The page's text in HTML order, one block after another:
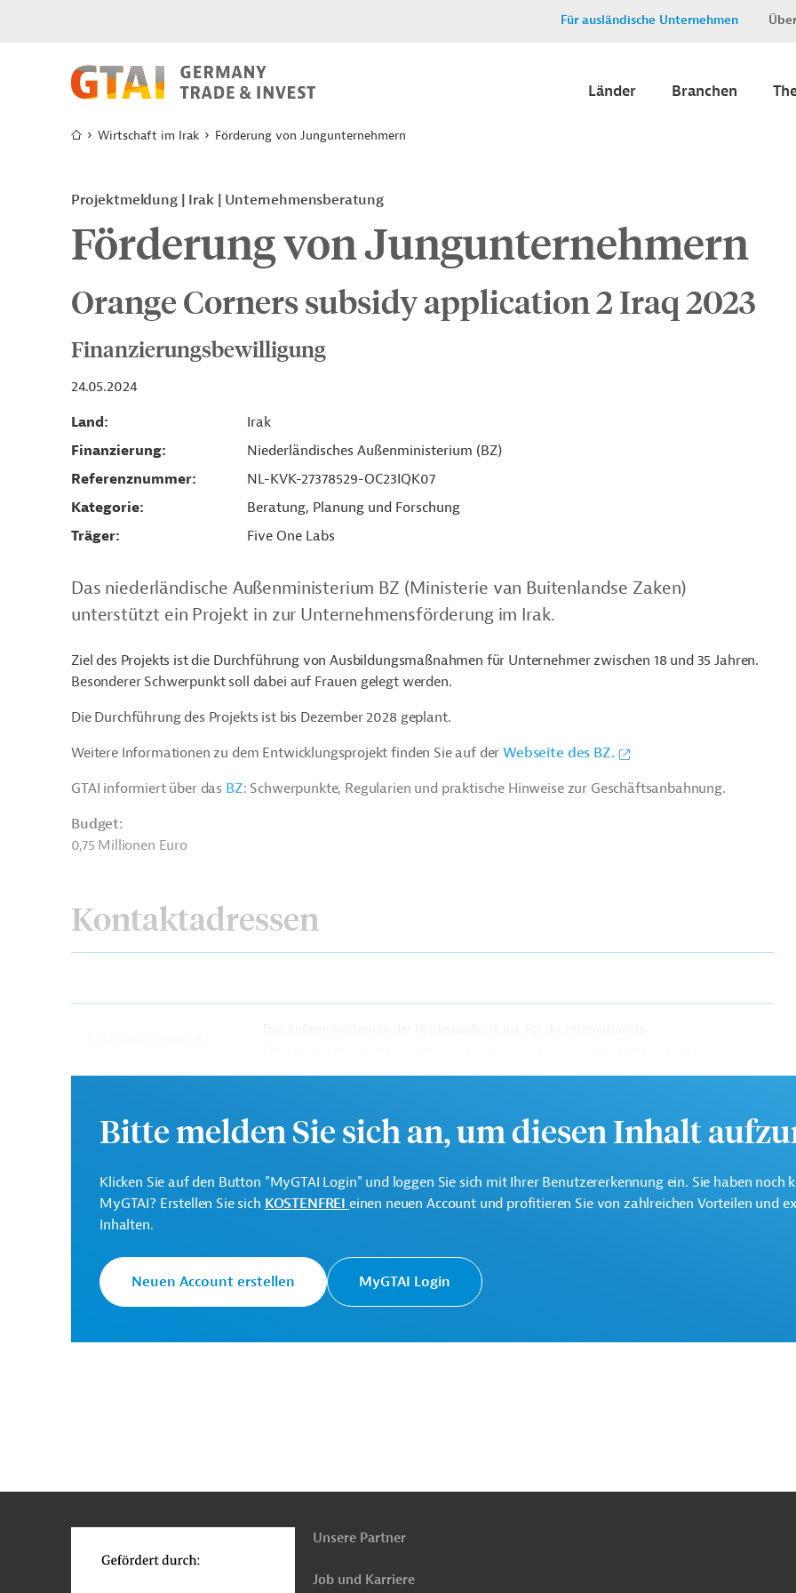
Für ausländische Unternehmen
Länder Branchen
Wirtschaft im Irak Förderung von Jungunternehmern
Projektmeldung Irak Unternehmensberatung
Förderung von Jungunternehmern
Orange Corners subsidy application 2 Iraq 2023
Finanzierungsbewilligung
24.05.2024
Land
Irak
Finanzierung
Niederländisches Außenministerium (BZ)
Referenznummer
NL-KVK-27378529-OC23IQK07
Kategorie
Beratung, Planung und Forschung
Träger
Five One Labs
Das niederländische Außenministerium BZ (Ministerie van Buitenlandse Zaken)
unterstützt ein Projekt in zur Unternehmensförderung im Irak.
Ziel des Projekts ist die Durchführung von Ausbildungsmaßnahmen für Unternehmer zwischen 18 und 35 Jahren.
Besonderer Schwerpunkt soll dabei auf Frauen gelegt werden.
Die Durchführung des Projekts ist bis Dezember 2028 geplant.
Weitere Informationen zu dem Entwicklungsprojekt finden Sie auf derWebseite des BZ.
GTAI informiert über das BZ: Schwerpunkte, Regularien und praktische Hinweise zur Geschäftsanbahnung.
Budget:
0,75 Millionen Euro
Kontaktadressen
Five One Labs Projektträger
Unternehmensberatung
Projekte
Bitte melden Sie sich an, um diesen Inhalt
Klicken Sie auf den Button "MyGTAI Login" und loggen Sie sich mit Ihrer Benutzererkennung ein. Sie haben noch
MyGTAI? Erstellen Sie sich KOSTENFREI einen neuen Account und profitieren Sie von zahlreichen Vorteilen und
Inhalten.
Neuen Account erstellen MyGTAI Login
oben
Unsere Partner
Job und Karriere